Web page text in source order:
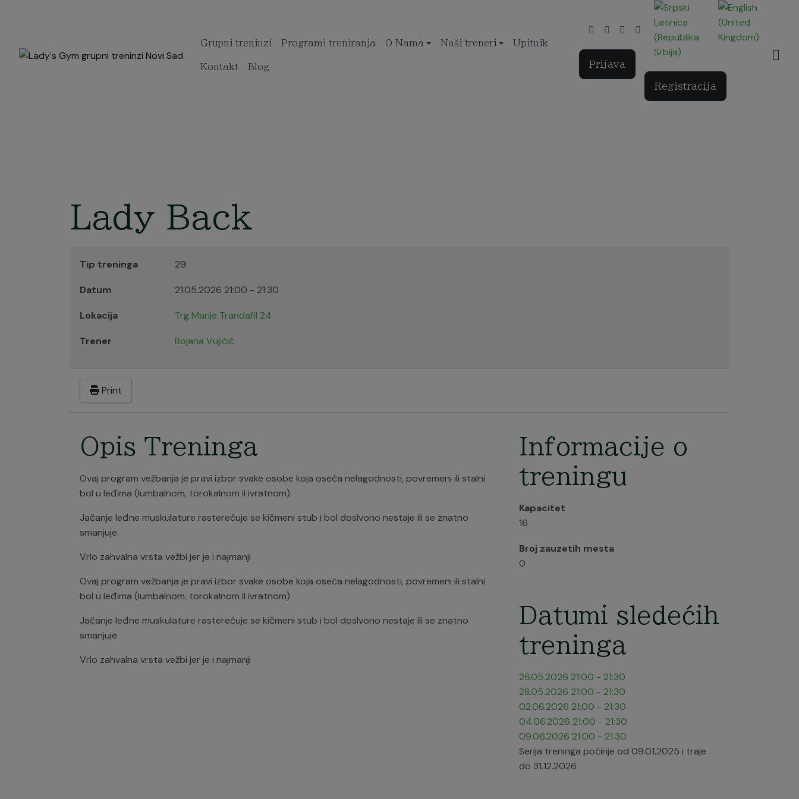
Grupni treninzi Programi treniranja O Nama Naši treneri Upitnik
Kontakt Blog Prijava
Izaberite vaš jezik
Registracija
Lady Back
Tip treninga 29
Datum 21.05.2026 21:00 - 21:30
Lokacija Trg Marije Trandafil 24
Trener Bojana Vujičić
Print
Opis Treninga
Ovaj program vežbanja je pravi izbor svake osobe koja oseća nelagodnosti, povremeni ili stalni
bol u leđima (lumbalnom, torokalnom il ivratnom).
Jačanje leđne muskulature rasterećuje se kičmeni stub i bol doslvono nestaje ili se znatno
smanjuje.
Vrlo zahvalna vrsta vežbi jer je i najmanji
Ovaj program vežbanja je pravi izbor svake osobe koja oseća nelagodnosti, povremeni ili stalni
bol u leđima (lumbalnom, torokalnom il ivratnom).
Jačanje leđne muskulature rasterećuje se kičmeni stub i bol doslvono nestaje ili se znatno
smanjuje.
Vrlo zahvalna vrsta vežbi jer je i najmanji
Informacije o
treningu
Kapacitet
16
Broj zauzetih mesta
0
Datumi sledećih
treninga
26.05.2026 21:00 - 21:30
28.05.2026 21:00 - 21:30
02.06.2026 21:00 - 21:30
04.06.2026 21:00 - 21:30
09.06.2026 21:00 - 21:30
Serija treninga počinje od 09.01.2025 i traje
do 31.12.2026.